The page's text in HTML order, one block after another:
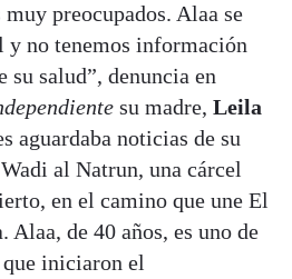
muy preocupados. Alaa se
y no tenemos información
su salud”, denuncia en
su madre, Leila
aguardaba noticias de su
al Natrun, una cárcel
en el camino que une El
de 40 años, es uno de
iniciaron el